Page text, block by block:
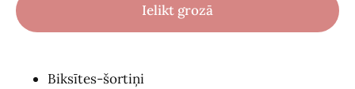
Ielikt grozā
Biksītes-šortiņi